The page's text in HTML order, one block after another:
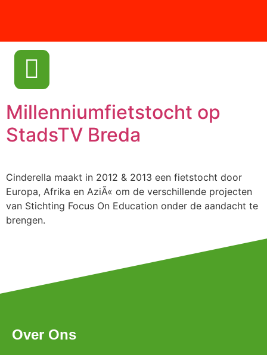
Millenniumfietstocht op
StadsTV Breda
Cinderella maakt in 2012 & 2013 een fietstocht door
Europa, Afrika en AziÃ« om de verschillende projecten
van Stichting Focus On Education onder de aandacht te
brengen.
Over Ons